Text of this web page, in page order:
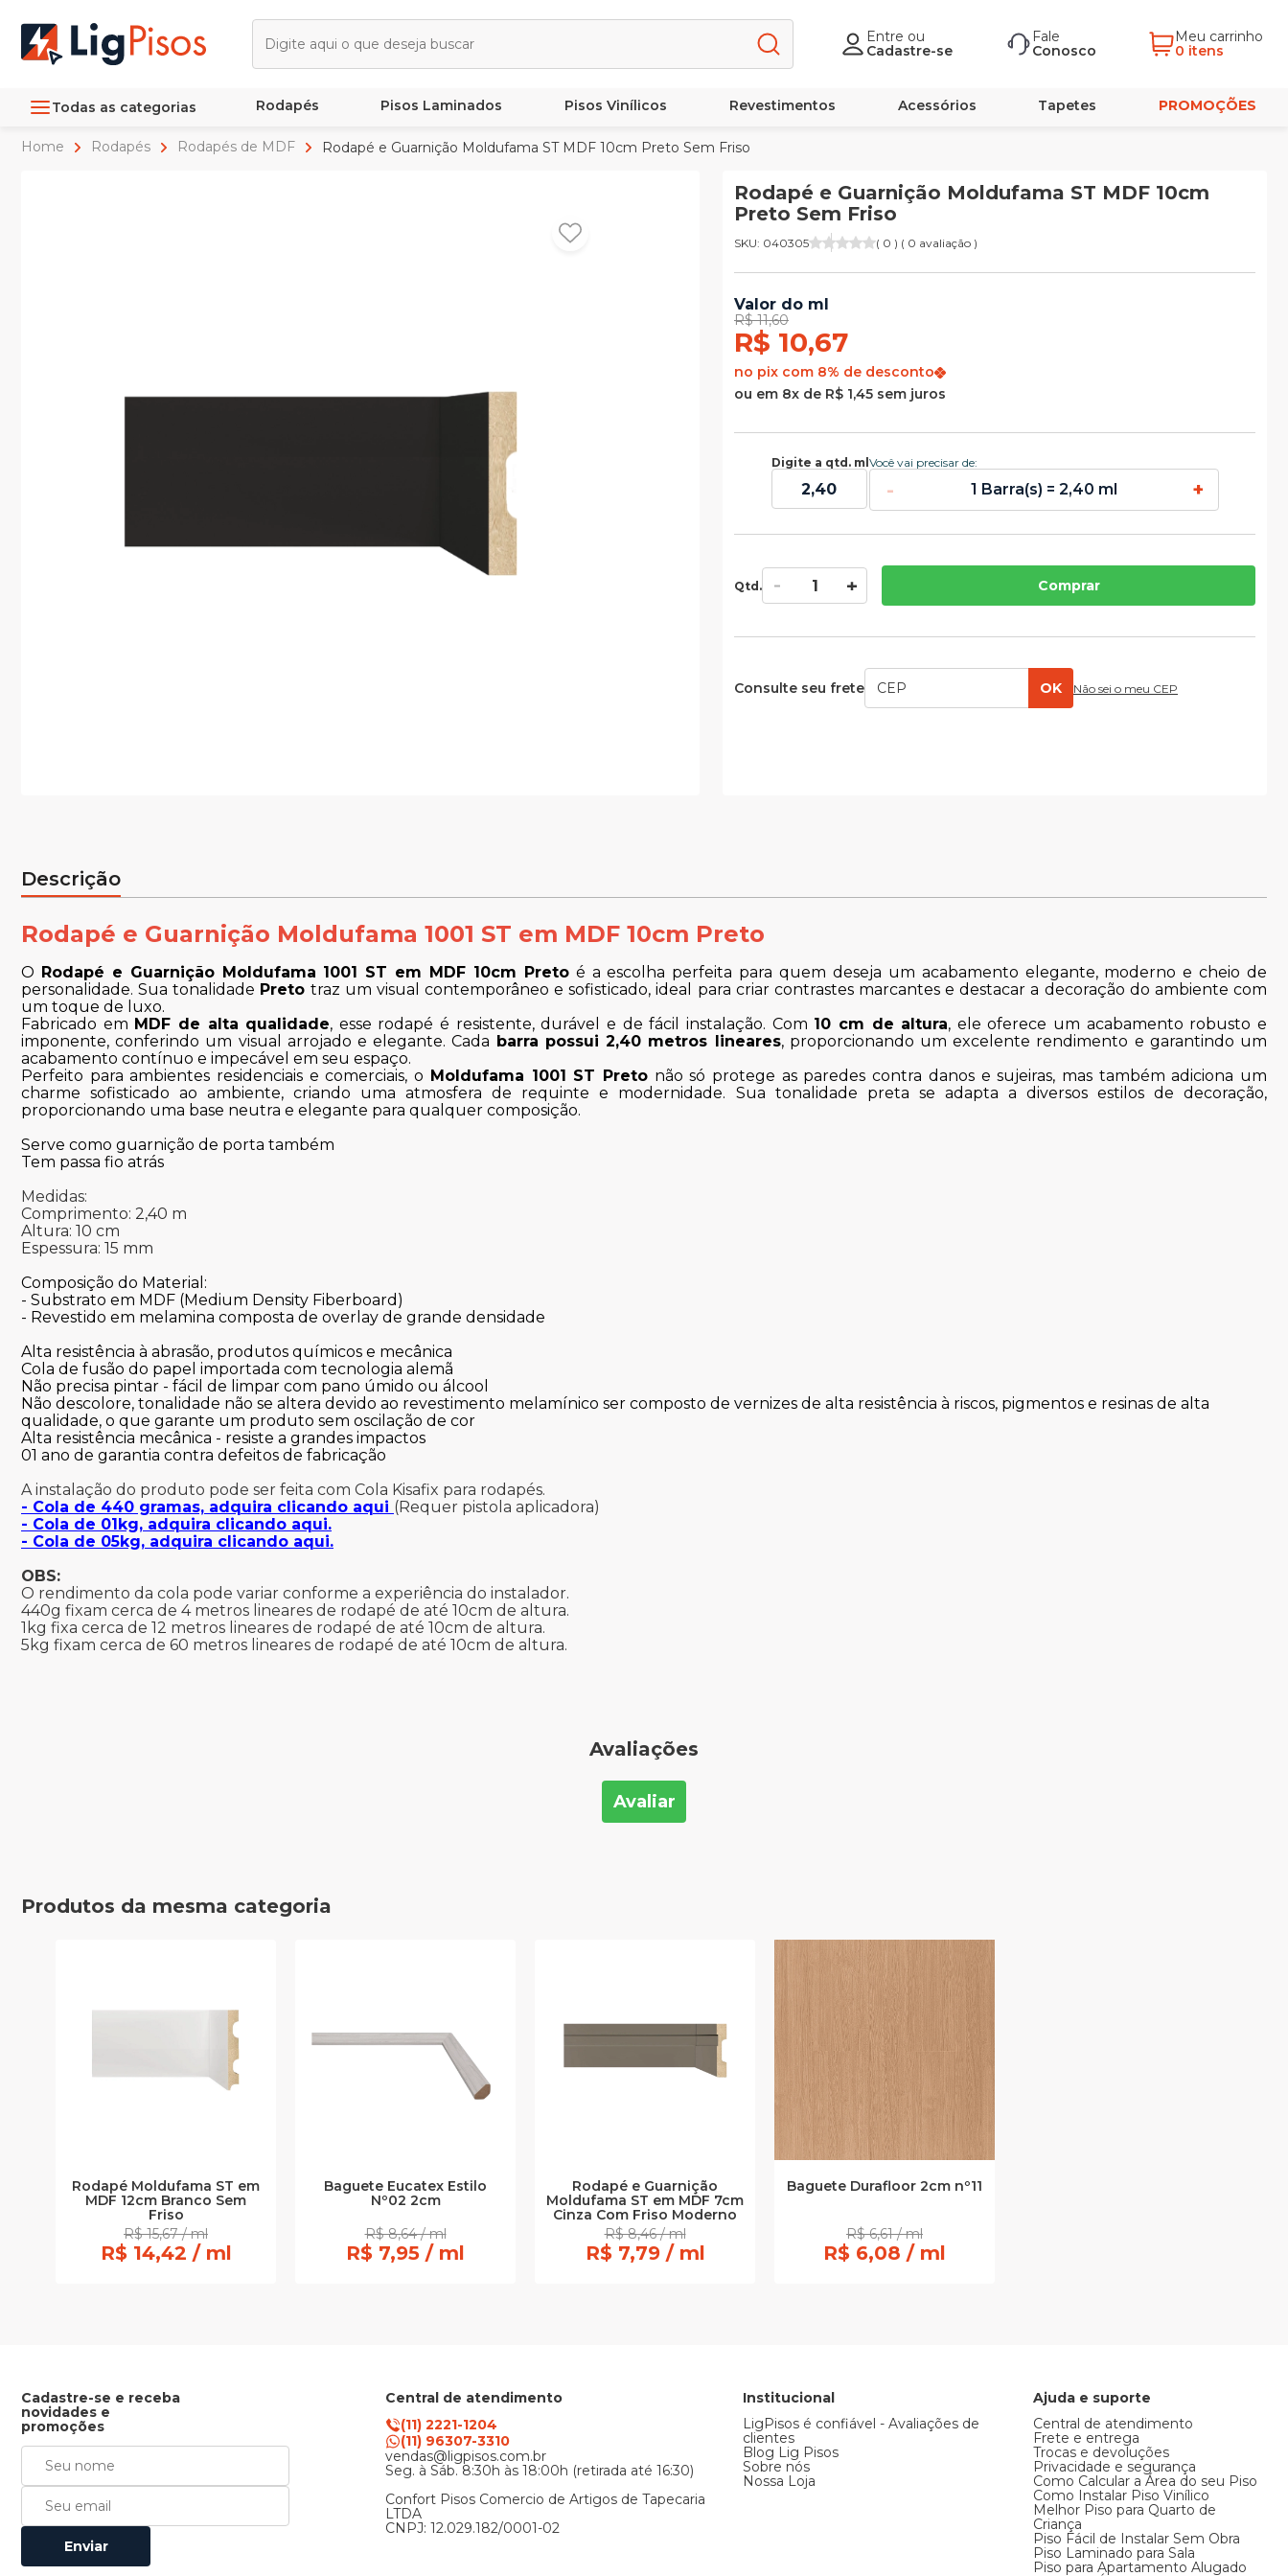
Entre ou
Cadastre-se
Fale
Conosco
Meu carrinho
0 itens
Todas as categorias Rodapés Pisos Laminados Pisos Vinílicos Revestimentos Acessórios Tapetes PROMOÇÕES
Home Rodapés Rodapés de MDF Rodapé e Guarnição Moldufama ST MDF 10cm Preto Sem Friso
Rodapé e Guarnição Moldufama ST MDF 10cm
Preto Sem Friso
SKU: 040305 ( 0 ) ( 0 avaliação )
Valor do ml
R$ 11,60
R$ 10,67
no pix com 8% de desconto
ou em 8x de R$ 1,45 sem juros
Digite a qtd. ml Você vai precisar de:
- 1 Barra(s) = 2,40 ml +
Qtd. Comprar
Consulte seu frete OK Não sei o meu CEP
Descrição
Rodapé e Guarnição Moldufama 1001 ST em MDF 10cm Preto
O Rodapé e Guarnição Moldufama 1001 ST em MDF 10cm Pretoé a escolha perfeita para quem deseja um acabamento elegante, moderno e cheio de
personalidade. Sua tonalidade Preto traz um visual contemporâneo e sofisticado, ideal para criar contrastes marcantes e destacar a decoração do ambiente com
um toque de luxo.
Fabricado em MDF de alta qualidade, esse rodapé é resistente, durável e de fácil instalação. Com 10 cm de altura, ele oferece um acabamento robusto e
imponente, conferindo um visual arrojado e elegante. Cada barra possui 2,40 metros lineares, proporcionando um excelente rendimento e garantindo um
acabamento contínuo e impecável em seu espaço.
Perfeito para ambientes residenciais e comerciais, o Moldufama 1001 ST Pretonão só protege as paredes contra danos e sujeiras, mas também adiciona um
charme sofisticado ao ambiente, criando uma atmosfera de requinte e modernidade. Sua tonalidade preta se adapta a diversos estilos de decoração,
proporcionando uma base neutra e elegante para qualquer composição.
Serve como guarnição de porta também
Tem passa fio atrás
Medidas:
Comprimento: 2,40 m
Altura: 10 cm
Espessura: 15 mm
Composição do Material:
- Substrato em MDF (Medium Density Fiberboard)
- Revestido em melamina composta de overlay de grande densidade
Alta resistência à abrasão, produtos químicos e mecânica
Cola de fusão do papel importada com tecnologia alemã
Não precisa pintar - fácil de limpar com pano úmido ou álcool
Não descolore, tonalidade não se altera devido ao revestimento melamínico ser composto de vernizes de alta resistência à riscos, pigmentos e resinas de alta
qualidade, o que garante um produto sem oscilação de cor
Alta resistência mecânica - resiste a grandes impactos
01 ano de garantia contra defeitos de fabricação
A instalação do produto pode ser feita com Cola Kisafix para rodapés.
- Cola de 440 gramas, adquira clicando aqui (Requer pistola aplicadora)
- Cola de 01kg, adquira clicando aqui.
- Cola de 05kg, adquira clicando aqui.
OBS:
O rendimento da cola pode variar conforme a experiência do instalador.
440g fixam cerca de 4 metros lineares de rodapé de até 10cm de altura.
1kg fixa cerca de 12 metros lineares de rodapé de até 10cm de altura.
5kg fixam cerca de 60 metros lineares de rodapé de até 10cm de altura.
Avaliações
Avaliar
Produtos da mesma categoria
Rodapé Moldufama ST em
MDF 12cm Branco Sem
Friso
R$ 15,67 / ml
R$ 14,42 / ml
Baguete Eucatex Estilo
Nº02 2cm
R$ 8,64 / ml
R$ 7,95 / ml
Rodapé e Guarnição
Moldufama ST em MDF 7cm
Cinza Com Friso Moderno
R$ 8,46 / ml
R$ 7,79 / ml
Baguete Durafloor 2cm nº11
R$ 6,61 / ml
R$ 6,08 / ml
Cadastre-se e receba
novidades e
promoções
Enviar
Central de atendimento
(11) 2221-1204
(11) 96307-3310
vendas@ligpisos.com.br
Seg. à Sáb. 8:30h às 18:00h (retirada até 16:30)
Confort Pisos Comercio de Artigos de Tapecaria
LTDA
CNPJ: 12.029.182/0001-02
Institucional
LigPisos é confiável - Avaliações de
clientes
Blog Lig Pisos
Sobre nós
Nossa Loja
Ajuda e suporte
Central de atendimento
Frete e entrega
Trocas e devoluções
Privacidade e segurança
Como Calcular a Área do seu Piso
Como Instalar Piso Vinílico
Melhor Piso para Quarto de
Criança
Piso Fácil de Instalar Sem Obra
Piso Laminado para Sala
Piso para Apartamento Alugado